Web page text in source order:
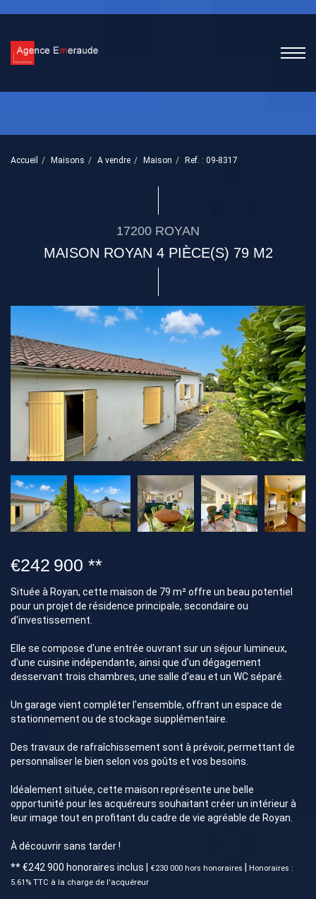
Accueil Maisons A vendre Maison Ref. : 09-8317
17200 ROYAN
MAISON ROYAN 4 PIÈCE(S) 79 M2
€242 900 **
Située à Royan, cette maison de 79 m² offre un beau potentiel
pour un projet de résidence principale, secondaire ou
d'investissement.
Elle se compose d'une entrée ouvrant sur un séjour lumineux,
d'une cuisine indépendante, ainsi que d'un dégagement
desservant trois chambres, une salle d'eau et un WC séparé.
Un garage vient compléter l'ensemble, offrant un espace de
stationnement ou de stockage supplémentaire.
Des travaux de rafraîchissement sont à prévoir, permettant de
personnaliser le bien selon vos goûts et vos besoins.
Idéalement située, cette maison représente une belle
opportunité pour les acquéreurs souhaitant créer un intérieur à
leur image tout en profitant du cadre de vie agréable de Royan.
À découvrir sans tarder !
** €242 900 honoraires inclus €230 000 hors honoraires
Honoraires :
5.61% TTC à la charge de l'acquéreur